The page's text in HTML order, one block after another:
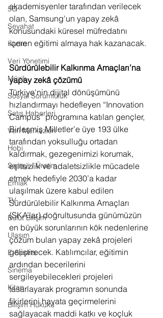
5G
Seyahat
Kadın
Veri Yönetimi
Müzik
Sosyal Sorumluluk
Satış Haberleri
Veri Merkezleri
Hobi
Sanayi / Üretim
Emlak
TV
Bulut Bilişim
Ulaşım
E-Sports
Sinema
Kitap
Bilişim Hukuku
akademisyenler tarafından verilecek
olan, Samsung'un yapay zekâ
konusundaki küresel müfredatını
içeren eğitimi almaya hak kazanacak.
Sürdürülebilir Kalkınma Amaçları’na
yapay zekâ çözümü
Türkiye'nin dijital dönüşümünü
hızlandırmayı hedefleyen “Innovation
Campus” programına katılan gençler,
Birleşmiş Milletler’e üye 193 ülke
tarafından yoksulluğu ortadan
kaldırmak, gezegenimizi korumak,
eşitsizlik ve adaletsizlikle mücadele
etmek hedefiyle 2030’a kadar
ulaşılmak üzere kabul edilen
Sürdürülebilir Kalkınma Amaçları
(SKA’lar) doğrultusunda günümüzün
en büyük sorunlarının kök nedenlerine
çözüm bulan yapay zekâ projeleri
geliştirecek. Katılımcılar, eğitimin
ardından becerilerini
sergileyebilecekleri projeleri
tasarlayarak programın sonunda
fikirlerini hayata geçirmelerini
sağlayacak maddi katkı ve koçluk